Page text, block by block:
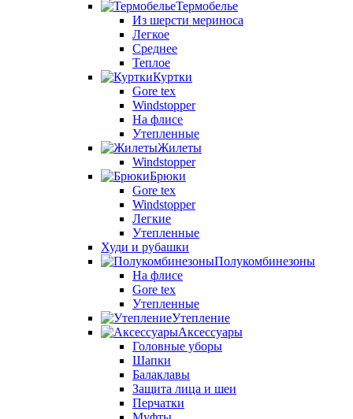
Термобелье
Из шерсти мериноса
Легкое
Среднее
Теплое
Куртки
Gore tex
Windstopper
На флисе
Утепленные
Жилеты
Windstopper
Брюки
Gore tex
Windstopper
Легкие
Утепленные
Худи и рубашки
Полукомбинезоны
На флисе
Gore tex
Утепленные
Утепление
Аксессуары
Головные уборы
Шапки
Балаклавы
Защита лица и шеи
Перчатки